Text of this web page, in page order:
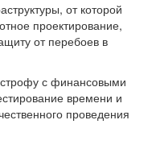
от которой
проектирование,
от перебоев в
с финансовыми
времени и
проведения